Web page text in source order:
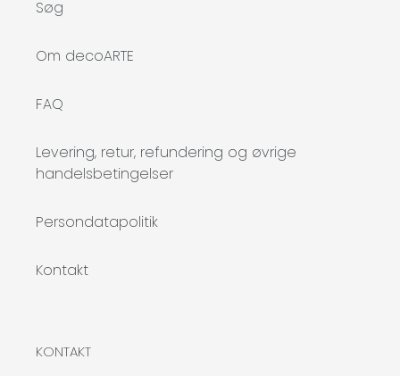
Søg
Om decoARTE
FAQ
Levering, retur, refundering og øvrige
handelsbetingelser
Persondatapolitik
Kontakt
KONTAKT